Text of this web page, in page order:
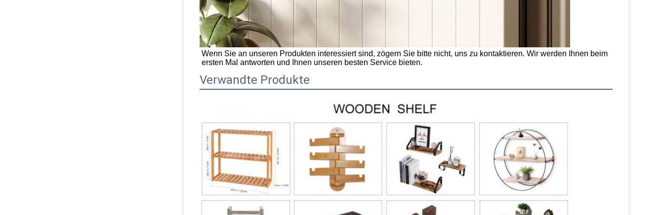
Wenn Sie an unseren Produkten interessiert sind, zögern Sie bitte nicht, uns zu kontaktieren. Wir werden Ihnen beim
ersten Mal antworten und Ihnen unseren besten Service bieten.
Verwandte Produkte